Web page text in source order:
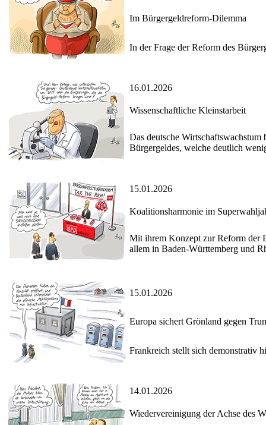
Im Bürgergeldreform-Dilemma
In der Frage der Reform des
16.01.2026
Wissenschaftliche Kleinstarbeit
Das deutsche
Bürgergeldes, welche deutlich
15.01.2026
Koalitionsharmonie im
Mit ihrem Konzept zur Reform der
allem in Baden-Württemberg und
15.01.2026
Europa sichert Grönland gegen
Frankreich stellt sich demonstrativ
14.01.2026
Wiedervereinigung der Achse des